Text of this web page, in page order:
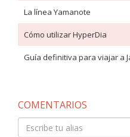
La línea Yamanote
Cómo utilizar HyperDia
Guía definitiva para viajar a
COMENTARIOS